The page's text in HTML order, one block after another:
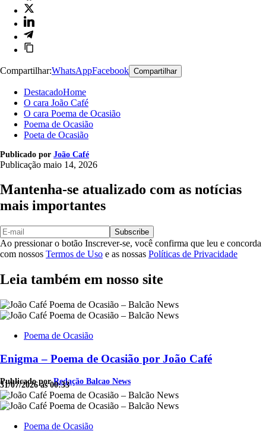
Compartilhar:WhatsAppFacebook Compartilhar
DestacadoHome
O cara João Café
O cara Poema de Ocasião
Poema de Ocasião
Poeta de Ocasião
Publicado por João Café
Publicação maio 14, 2026
Mantenha-se atualizado com as notícias
mais importantes
Subscribe
Ao pressionar o botão Inscrever-se, você confirma que leu e concorda
com nossos Termos de Uso e as nossas Políticas de Privacidade
Leia também em nosso site
Poema de Ocasião
Enigma – Poema de Ocasião por João Café
Publicado porRedação Balcao News
31/07/2026 às 00:33
Poema de Ocasião